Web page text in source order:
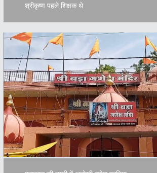
श्रीकृष्ण पहले शिक्षक थे